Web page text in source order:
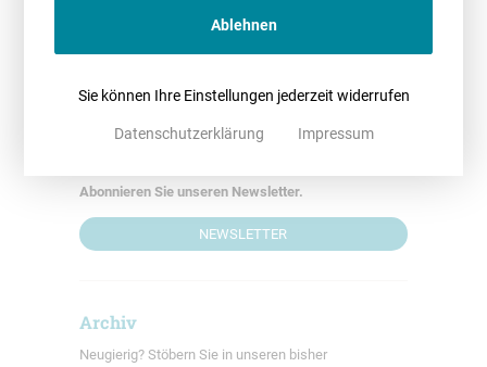
Helga Jakobi
Newsletter
Abonnieren Sie unseren Newsletter.
NEWSLETTER
Archiv
Neugierig? Stöbern Sie in unseren bisher
Ablehnen
Sie können Ihre Einstellungen jederzeit widerrufen
Datenschutzerklärung Impressum